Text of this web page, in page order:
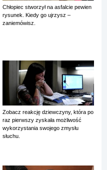
Chłopiec stworzył na asfalcie pewien
rysunek. Kiedy go ujrzysz –
zaniemówisz.
Zobacz reakcję dziewczyny, która po
raz pierwszy zyskała możliwość
wykorzystania swojego zmysłu
słuchu.